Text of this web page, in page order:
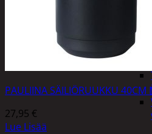
PAULIINA SÄILIÖRUUKKU 40CM
27,95 €
Lue Lisää